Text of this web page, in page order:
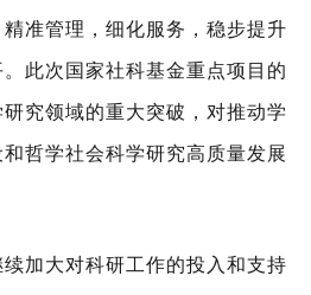
准管理，细化服务，稳步提升
此次国家社科基金重点项目的
究领域的重大突破，对推动学
哲学社会科学研究高质量发展
加大对科研工作的投入和支持